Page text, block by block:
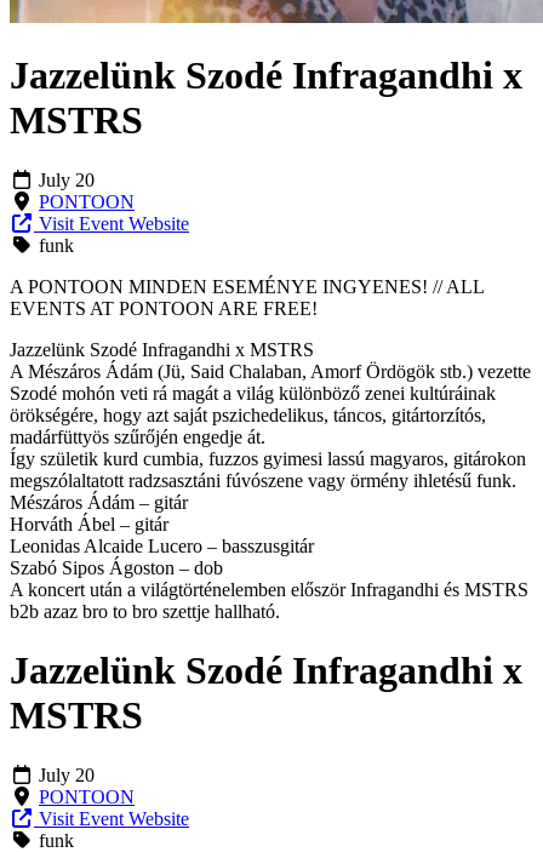
Jazzelünk Szodé Infragandhi x
MSTRS
July 20
PONTOON
Visit Event Website
funk
A PONTOON MINDEN ESEMÉNYE INGYENES! // ALL
EVENTS AT PONTOON ARE FREE!
Jazzelünk Szodé Infragandhi x MSTRS
A Mészáros Ádám (Jü, Said Chalaban, Amorf Ördögök stb.) vezette
Szodé mohón veti rá magát a világ különböző zenei kultúráinak
örökségére, hogy azt saját pszichedelikus, táncos, gitártorzítós,
madárfüttyös szűrőjén engedje át.
Így születik kurd cumbia, fuzzos gyimesi lassú magyaros, gitárokon
megszólaltatott radzsasztáni fúvószene vagy örmény ihletésű funk.
Mészáros Ádám – gitár
Horváth Ábel – gitár
Leonidas Alcaide Lucero – basszusgitár
Szabó Sipos Ágoston – dob
A koncert után a világtörténelemben először Infragandhi és MSTRS
b2b azaz bro to bro szettje hallható.
Jazzelünk Szodé Infragandhi x
MSTRS
July 20
PONTOON
Visit Event Website
funk